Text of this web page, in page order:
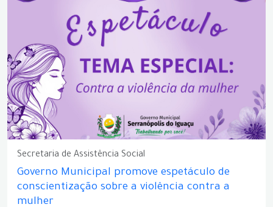
Secretaria de Assistência Social
Governo Municipal promove espetáculo de
conscientização sobre a violência contra a
mulher